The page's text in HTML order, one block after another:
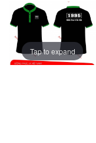
Tap to expand